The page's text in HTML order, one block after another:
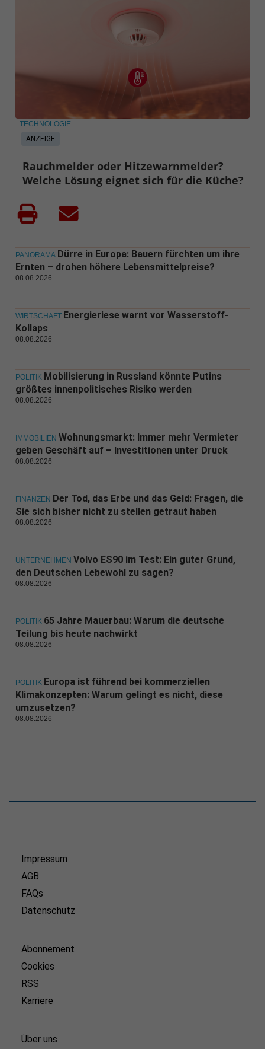
ANZEIGE
TECHNOLOGIE
Rauchmelder oder Hitzewarnmelder?
Welche Lösung eignet sich für die Küche?
PANORAMA Dürre in Europa: Bauern fürchten um ihre
Ernten – drohen höhere Lebensmittelpreise?
08.08.2026
WIRTSCHAFT Energieriese warnt vor Wasserstoff-
Kollaps
08.08.2026
POLITIK Mobilisierung in Russland könnte Putins
größtes innenpolitisches Risiko werden
08.08.2026
IMMOBILIEN Wohnungsmarkt: Immer mehr Vermieter
geben Geschäft auf – Investitionen unter Druck
08.08.2026
FINANZEN Der Tod, das Erbe und das Geld: Fragen, die
Sie sich bisher nicht zu stellen getraut haben
08.08.2026
UNTERNEHMEN Volvo ES90 im Test: Ein guter Grund,
den Deutschen Lebewohl zu sagen?
08.08.2026
POLITIK 65 Jahre Mauerbau: Warum die deutsche
Teilung bis heute nachwirkt
08.08.2026
POLITIK Europa ist führend bei kommerziellen
Klimakonzepten: Warum gelingt es nicht, diese
umzusetzen?
08.08.2026
Impressum
AGB
FAQs
Datenschutz
Abonnement
Cookies
RSS
Karriere
Über uns